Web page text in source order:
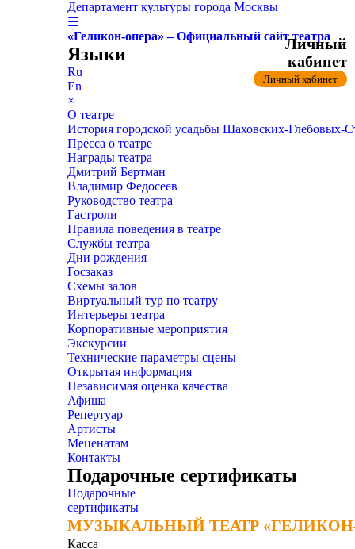
Департамент культуры города Москвы
☰
«Геликон-опера» – Официальный сайт театра
Языки
Ru
En
×
О театре
История городской усадьбы Шаховских-
Пресса о театре
Награды театра
Дмитрий Бертман
Владимир Федосеев
Руководство театра
Гастроли
Правила поведения в театре
Службы театра
Дни рождения
Госзаказ
Схемы залов
Виртуальный тур по театру
Интерьеры театра
Корпоративные мероприятия
Экскурсии
Технические параметры сцены
Открытая информация
Независимая оценка качества
Афиша
Репертуар
Артисты
Меценатам
Контакты
Подарочные сертификаты
Подарочные
сертификаты
МУЗЫКАЛЬНЫЙ ТЕАТР
МУЗЫКАЛЬНЫЙ ТЕАТР
Касса
Личный
кабинет
Личный кабинет